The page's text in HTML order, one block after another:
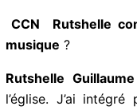
CCN
Rutshelle
Rutshelle Guillaume